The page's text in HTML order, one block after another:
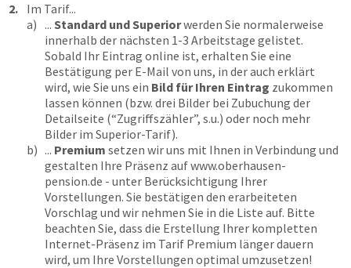
2. Im Tarif...
a) ... Standard und Superiorwerden Sie normalerweise
innerhalb der nächsten 1-3 Arbeitstage gelistet.
Sobald Ihr Eintrag online ist, erhalten Sie eine
Bestätigung per E-Mail von uns, in der auch erklärt
wird, wie Sie uns ein Bild für Ihren Eintrag zukommen
lassen können (bzw. drei Bilder bei Zubuchung der
Detailseite (“Zugriffszähler”, s.u.) oder noch mehr
Bilder im Superior-Tarif).
b) ... Premium setzen wir uns mit Ihnen in Verbindung und
gestalten Ihre Präsenz aufwww.oberhausen-
pension.de - unter Berücksichtigung Ihrer
Vorstellungen. Sie bestätigen den erarbeiteten
Vorschlag und wir nehmen Sie in die Liste auf. Bitte
beachten Sie, dass die Erstellung Ihrer kompletten
Internet-Präsenz im Tarif Premium länger dauern
wird, um Ihre Vorstellungen optimal umzusetzen!